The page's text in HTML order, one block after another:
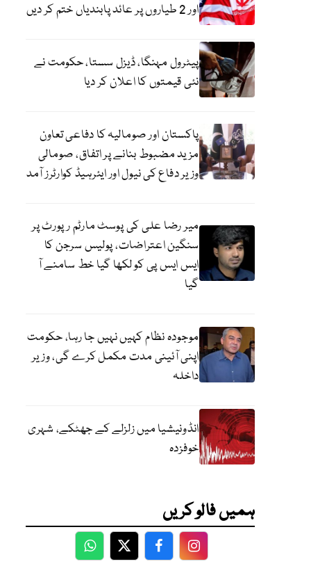
اور 2 طیاروں پر عائد پابندیاں ختم کر دیں
پیٹرول مہنگا، ڈیزل سستا، حکومت نے
نئی قیمتوں کا اعلان کر دیا
پاکستان اور صومالیہ کا دفاعی تعاون
مزید مضبوط بنانے پر اتفاق، صومالی
وزیر دفاع کی نیول اور ایئرہیڈ کوارٹرز آمد
میر رضا علی کی پوسٹ مارٹم رپورٹ پر
سنگین اعتراضات، پولیس سرجن کا
ایس ایس پی کو لکھا گیا خط سامنے آ
گیا
موجودہ نظام کہیں نہیں جا رہا، حکومت
اپنی آئینی مدت مکمل کرے گی، وزیر
داخلہ
انڈونیشیا میں زلزلے کے جھٹکے، شہری
خوفزدہ
ہمیں فالو کریں
WhatsApp
TwitterFacebookFacebook